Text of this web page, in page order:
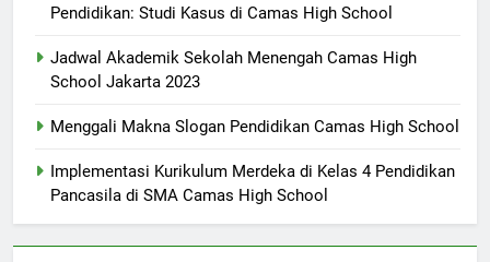
Pendidikan: Studi Kasus di Camas High School
Jadwal Akademik Sekolah Menengah Camas High
School Jakarta 2023
Menggali Makna Slogan Pendidikan Camas High School
Implementasi Kurikulum Merdeka di Kelas 4 Pendidikan
Pancasila di SMA Camas High School